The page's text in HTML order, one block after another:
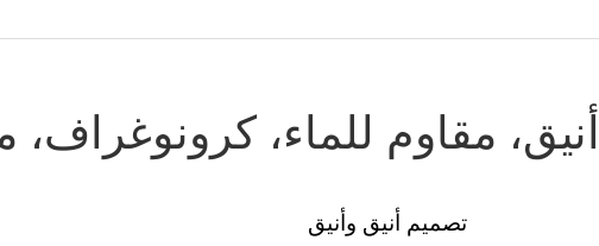
أنيق، مقاوم للماء، كرونوغراف،
تصميم أنيق وأنيق